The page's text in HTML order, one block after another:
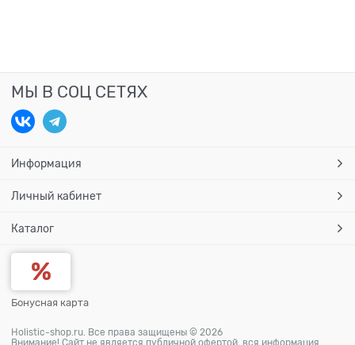
МЫ В СОЦ СЕТЯХ
Информация
Личный кабинет
Каталог
Бонусная карта
Holistic-shop.ru. Все права защищены © 2026
Внимание! Сайт не является публичной офертой, вся информация